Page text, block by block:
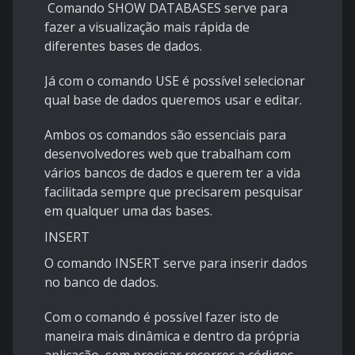
Comando SHOW DATABASES serve para
fazer a visualização mais rápida de
diferentes bases de dados.
Já com o comando USE é possível selecionar
qual base de dados queremos usar e editar.
Ambos os comandos são essenciais para
desenvolvedores web que trabalham com
vários bancos de dados e querem ter a vida
facilitada sempre que precisarem pesquisar
em qualquer uma das bases.
INSERT
O comando INSERT serve para inserir dados
no banco de dados.
Com o comando é possível fazer isto de
maneira mais dinâmica e dentro da própria